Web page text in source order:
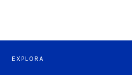
EXPLORA